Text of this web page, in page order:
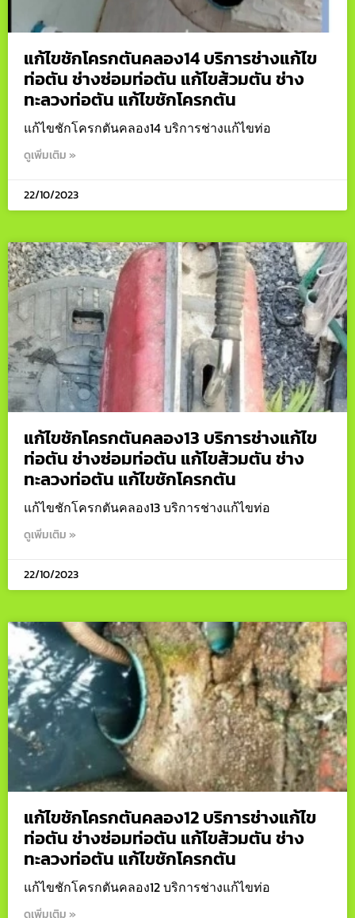
แก้ไขชักโครกตันคลอง14 บริการช่างแก้ไข
ท่อตัน ช่างซ่อมท่อตัน แก้ไขส้วมตัน ช่าง
ทะลวงท่อตัน แก้ไขชักโครกตัน
แก้ไขชักโครกตันคลอง14 บริการช่างแก้ไขท่อ
ดูเพิ่มเติม »
22/10/2023
แก้ไขชักโครกตันคลอง13 บริการช่างแก้ไข
ท่อตัน ช่างซ่อมท่อตัน แก้ไขส้วมตัน ช่าง
ทะลวงท่อตัน แก้ไขชักโครกตัน
แก้ไขชักโครกตันคลอง13 บริการช่างแก้ไขท่อ
ดูเพิ่มเติม »
22/10/2023
แก้ไขชักโครกตันคลอง12 บริการช่างแก้ไข
ท่อตัน ช่างซ่อมท่อตัน แก้ไขส้วมตัน ช่าง
ทะลวงท่อตัน แก้ไขชักโครกตัน
แก้ไขชักโครกตันคลอง12 บริการช่างแก้ไขท่อ
ดูเพิ่มเติม »